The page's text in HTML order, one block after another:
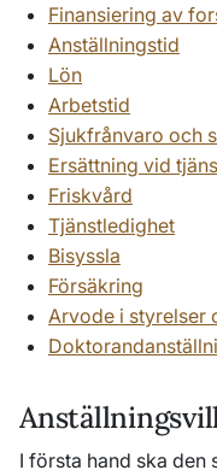
Finansiering av
Anställningstid
Lön
Arbetstid
Sjukfrånvaro och
Ersättning vid
Friskvård
Tjänstledighet
Bisyssla
Försäkring
Arvode i styrelser
I första hand ska den